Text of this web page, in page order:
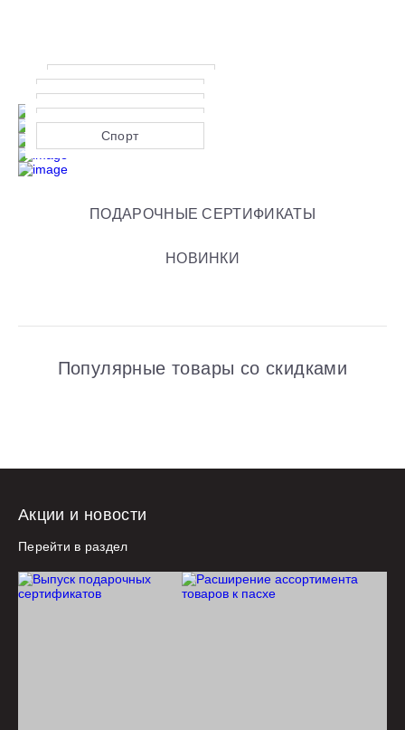
Разделочные доски
Сервировочные доски
Блюда и менажницы
Канцелярия
Спорт
ПОДАРОЧНЫЕ СЕРТИФИКАТЫ
НОВИНКИ
Популярные товары со скидками
Акции и новости
Перейти в раздел